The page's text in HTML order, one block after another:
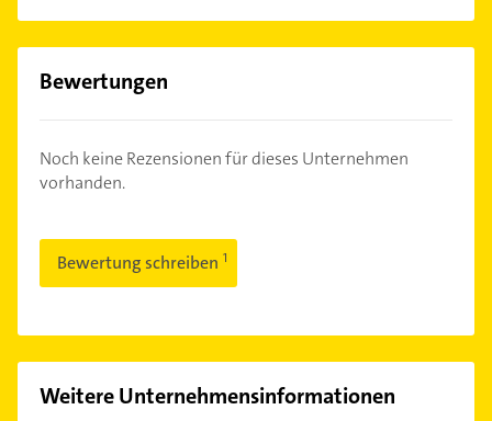
Bewertungen
Noch keine Rezensionen für dieses Unternehmen
vorhanden.
Bewertung schreiben
Weitere Unternehmensinformationen